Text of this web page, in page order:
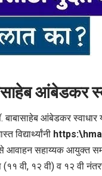
आंबेडकर
बाबासाहेब आंबेडकर
विद्यार्थ्यांनी
आवाहन सहाय्यक आयुक्त
(११ वी, १२ वी) व १२ वी